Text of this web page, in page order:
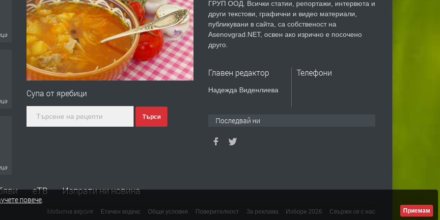
Супа от яребици
Търси
ГРУП ООД. Всички статии, репортажи, интервюта и
други текстови, графични и видео материали,
публикувани в сайта, са собственост на
Asenovgrad.NET, освен ако изрично е посочено
друго.
Главен редактор
Надежда Виденлиева
Телефони
Последвай ни
еТВ Изпрати ни новина
Мобилна версия Етичен кодекс Общи условия Поверителност За реклама Избори 2026 Свържи се с нас
повече.
Приемам